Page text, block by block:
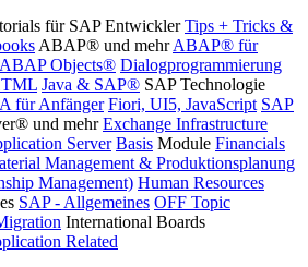
für SAP Entwickler Tips + Tricks &
ABAP® und mehr ABAP® für
ABAP Objects® Dialogprogrammierung
Java & SAP® SAP Technologie
für Anfänger Fiori, UI5, JavaScript SAP
und mehr Exchange Infrastructure
Server Basis Module Financials
Management & Produktionsplanung
Management) Human Resources
SAP - Allgemeines OFF Topic
International Boards
Related